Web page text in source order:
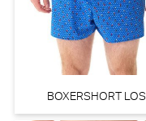
BOXERSHORT LOS